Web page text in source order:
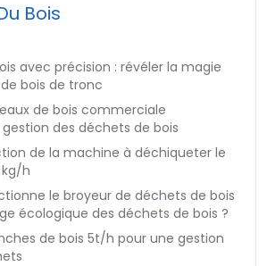
Bois
avec précision : révéler la magie
bois de tronc
de bois commerciale
des déchets de bois
de la machine à déchiqueter le
h
le broyeur de déchets de bois
écologique des déchets de bois ?
de bois 5t/h pour une gestion